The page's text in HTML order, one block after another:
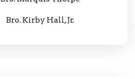
Bro. Kirby Hall, Jr.